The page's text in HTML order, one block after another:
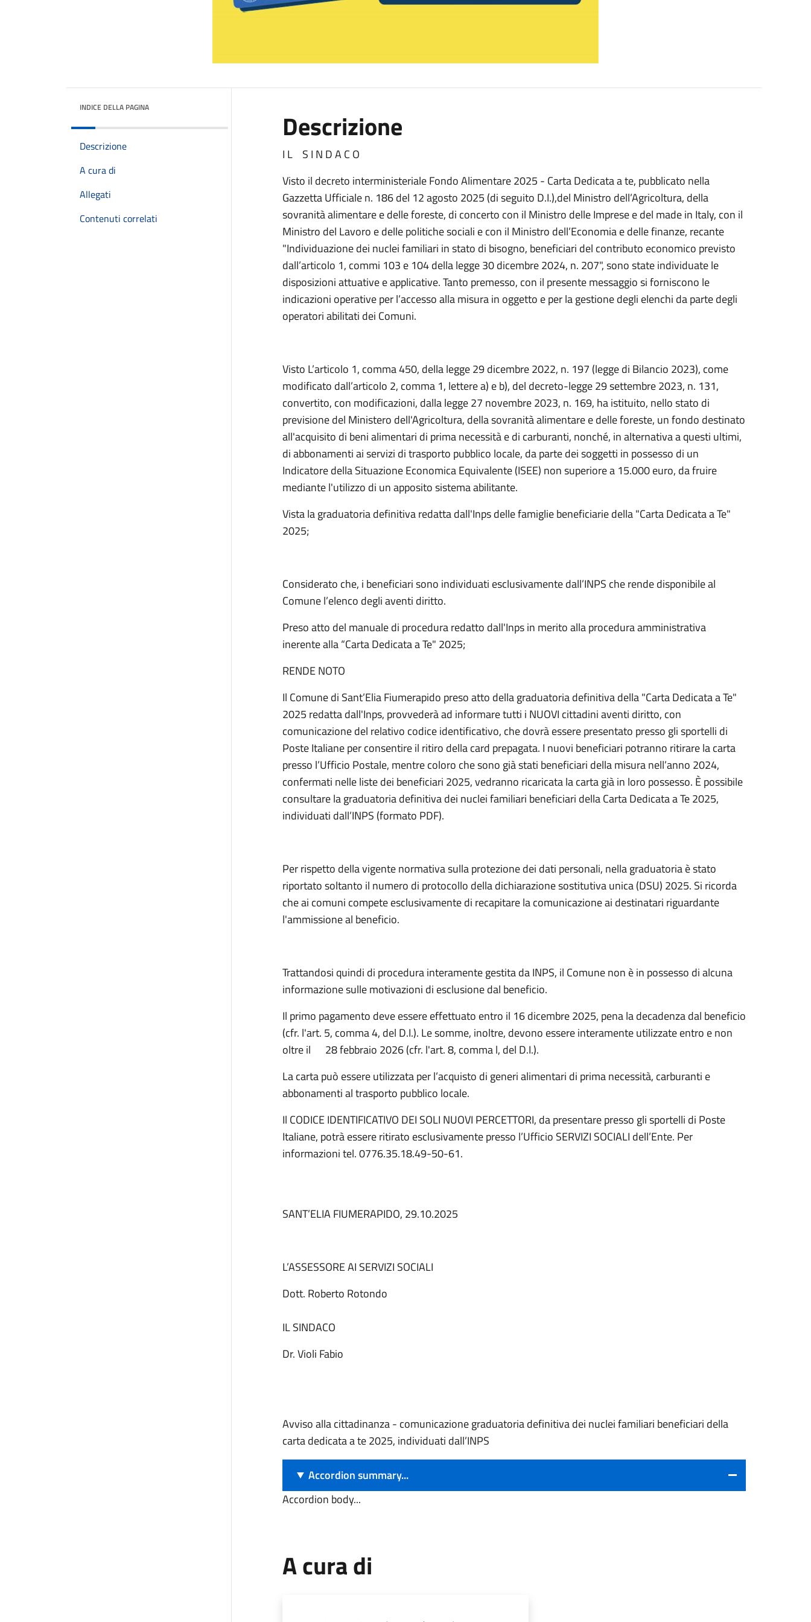
INDICE DELLA PAGINA
Descrizione
A cura di
Allegati
Contenuti correlati
Descrizione
I L S I N D A C O
Visto il decreto interministeriale Fondo Alimentare 2025 - Carta Dedicata a te, pubblicato nella
Gazzetta Ufficiale n. 186 del 12 agosto 2025 (di seguito D.I.),del Ministro dell’Agricoltura, della
sovranità alimentare e delle foreste, di concerto con il Ministro delle Imprese e del made in Italy, con il
Ministro del Lavoro e delle politiche sociali e con il Ministro dell’Economia e delle finanze, recante
"Individuazione dei nuclei familiari in stato di bisogno, beneficiari del contributo economico previsto
dall’articolo 1, commi 103 e 104 della legge 30 dicembre 2024, n. 207", sono state individuate le
disposizioni attuative e applicative. Tanto premesso, con il presente messaggio si forniscono le
indicazioni operative per l’accesso alla misura in oggetto e per la gestione degli elenchi da parte degli
operatori abilitati dei Comuni.
Visto L’articolo 1, comma 450, della legge 29 dicembre 2022, n. 197 (legge di Bilancio 2023), come
modificato dall’articolo 2, comma 1, lettere a) e b), del decreto-legge 29 settembre 2023, n. 131,
convertito, con modificazioni, dalla legge 27 novembre 2023, n. 169, ha istituito, nello stato di
previsione del Ministero dell'Agricoltura, della sovranità alimentare e delle foreste, un fondo destinato
all'acquisito di beni alimentari di prima necessità e di carburanti, nonché, in alternativa a questi ultimi,
di abbonamenti ai servizi di trasporto pubblico locale, da parte dei soggetti in possesso di un
Indicatore della Situazione Economica Equivalente (ISEE) non superiore a 15.000 euro, da fruire
mediante l'utilizzo di un apposito sistema abilitante.
Vista la graduatoria definitiva redatta dall'Inps delle famiglie beneficiarie della "Carta Dedicata a Te"
2025;
Considerato che, i beneficiari sono individuati esclusivamente dall’INPS che rende disponibile al
Comune l’elenco degli aventi diritto.
Preso atto del manuale di procedura redatto dall'Inps in merito alla procedura amministrativa
inerente alla “Carta Dedicata a Te" 2025;
RENDE NOTO
Il Comune di Sant’Elia Fiumerapido preso atto della graduatoria definitiva della "Carta Dedicata a Te"
2025 redatta dall'Inps, provvederà ad informare tutti i NUOVI cittadini aventi diritto, con
comunicazione del relativo codice identificativo, che dovrà essere presentato presso gli sportelli di
Poste Italiane per consentire il ritiro della card prepagata. I nuovi beneficiari potranno ritirare la carta
presso l’Ufficio Postale, mentre coloro che sono già stati beneficiari della misura nell’anno 2024,
confermati nelle liste dei beneficiari 2025, vedranno ricaricata la carta già in loro possesso. È possibile
consultare la graduatoria definitiva dei nuclei familiari beneficiari della Carta Dedicata a Te 2025,
individuati dall’INPS (formato PDF).
Per rispetto della vigente normativa sulla protezione dei dati personali, nella graduatoria è stato
riportato soltanto il numero di protocollo della dichiarazione sostitutiva unica (DSU) 2025. Si ricorda
che ai comuni compete esclusivamente di recapitare la comunicazione ai destinatari riguardante
l'ammissione al beneficio.
Trattandosi quindi di procedura interamente gestita da INPS, il Comune non è in possesso di alcuna
informazione sulle motivazioni di esclusione dal beneficio.
Il primo pagamento deve essere effettuato entro il 16 dicembre 2025, pena la decadenza dal beneficio
(cfr. l'art. 5, comma 4, del D.I.). Le somme, inoltre, devono essere interamente utilizzate entro e non
oltre il 28 febbraio 2026 (cfr. l'art. 8, comma l, del D.I.).
La carta può essere utilizzata per l’acquisto di generi alimentari di prima necessità, carburanti e
abbonamenti al trasporto pubblico locale.
Il CODICE IDENTIFICATIVO DEI SOLI NUOVI PERCETTORI, da presentare presso gli sportelli di Poste
Italiane, potrà essere ritirato esclusivamente presso l’Ufficio SERVIZI SOCIALI dell’Ente. Per
informazioni tel. 0776.35.18.49-50-61.
SANT’ELIA FIUMERAPIDO, 29.10.2025
L’ASSESSORE AI SERVIZI SOCIALI
Dott. Roberto Rotondo
IL SINDACO
Dr. Violi Fabio
Avviso alla cittadinanza - comunicazione graduatoria definitiva dei nuclei familiari beneficiari della
carta dedicata a te 2025, individuati dall’INPS
Accordion summary...
Accordion body...
A cura di